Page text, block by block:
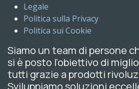
Legale
Politica sulla Privacy
Politica sui Cookie
Siamo un team di persone
si è posto l'obiettivo di
tutti grazie a prodotti